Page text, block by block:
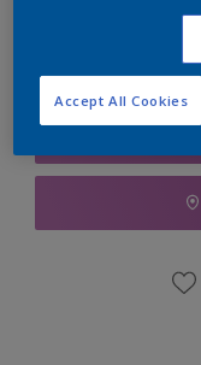
Accept All Cookies